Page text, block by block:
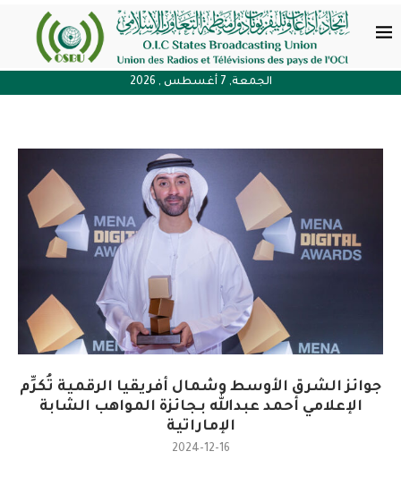
الجمعة, 7 أغسطس , 2026
جوائز الشرق الأوسط وشمال أفريقيا الرقمية تُكرِّم
الإعلامي أحمد عبدالله بـجائزة المواهب الشابة
الإماراتية
2024-12-16